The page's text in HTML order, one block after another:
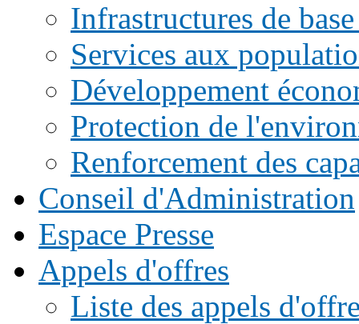
Infrastructures de
Services aux
Développement
Protection de
Renforcement des
Conseil d'Administration
Espace Presse
Appels d'offres
Liste des appels